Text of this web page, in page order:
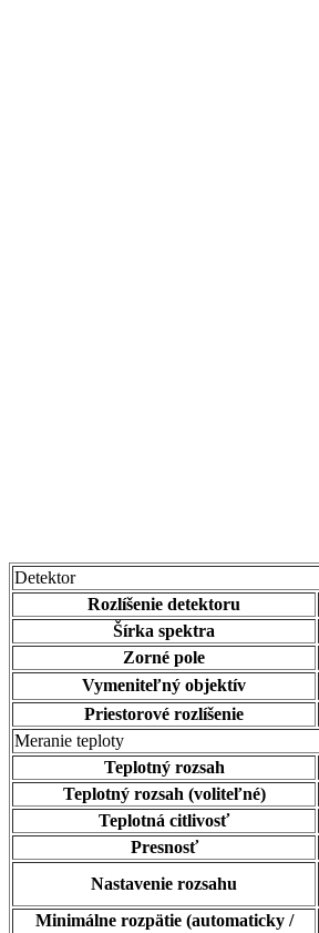
Detektor
Rozlíšenie detektoru
Šírka spektra
Zorné pole
Vymeniteľný objektív
Priestorové rozlíšenie
Meranie teploty
Teplotný rozsah
Teplotný rozsah (voliteľné)
Teplotná citlivosť
Presnosť
Nastavenie rozsahu
Minimálne rozpätie (automaticky /